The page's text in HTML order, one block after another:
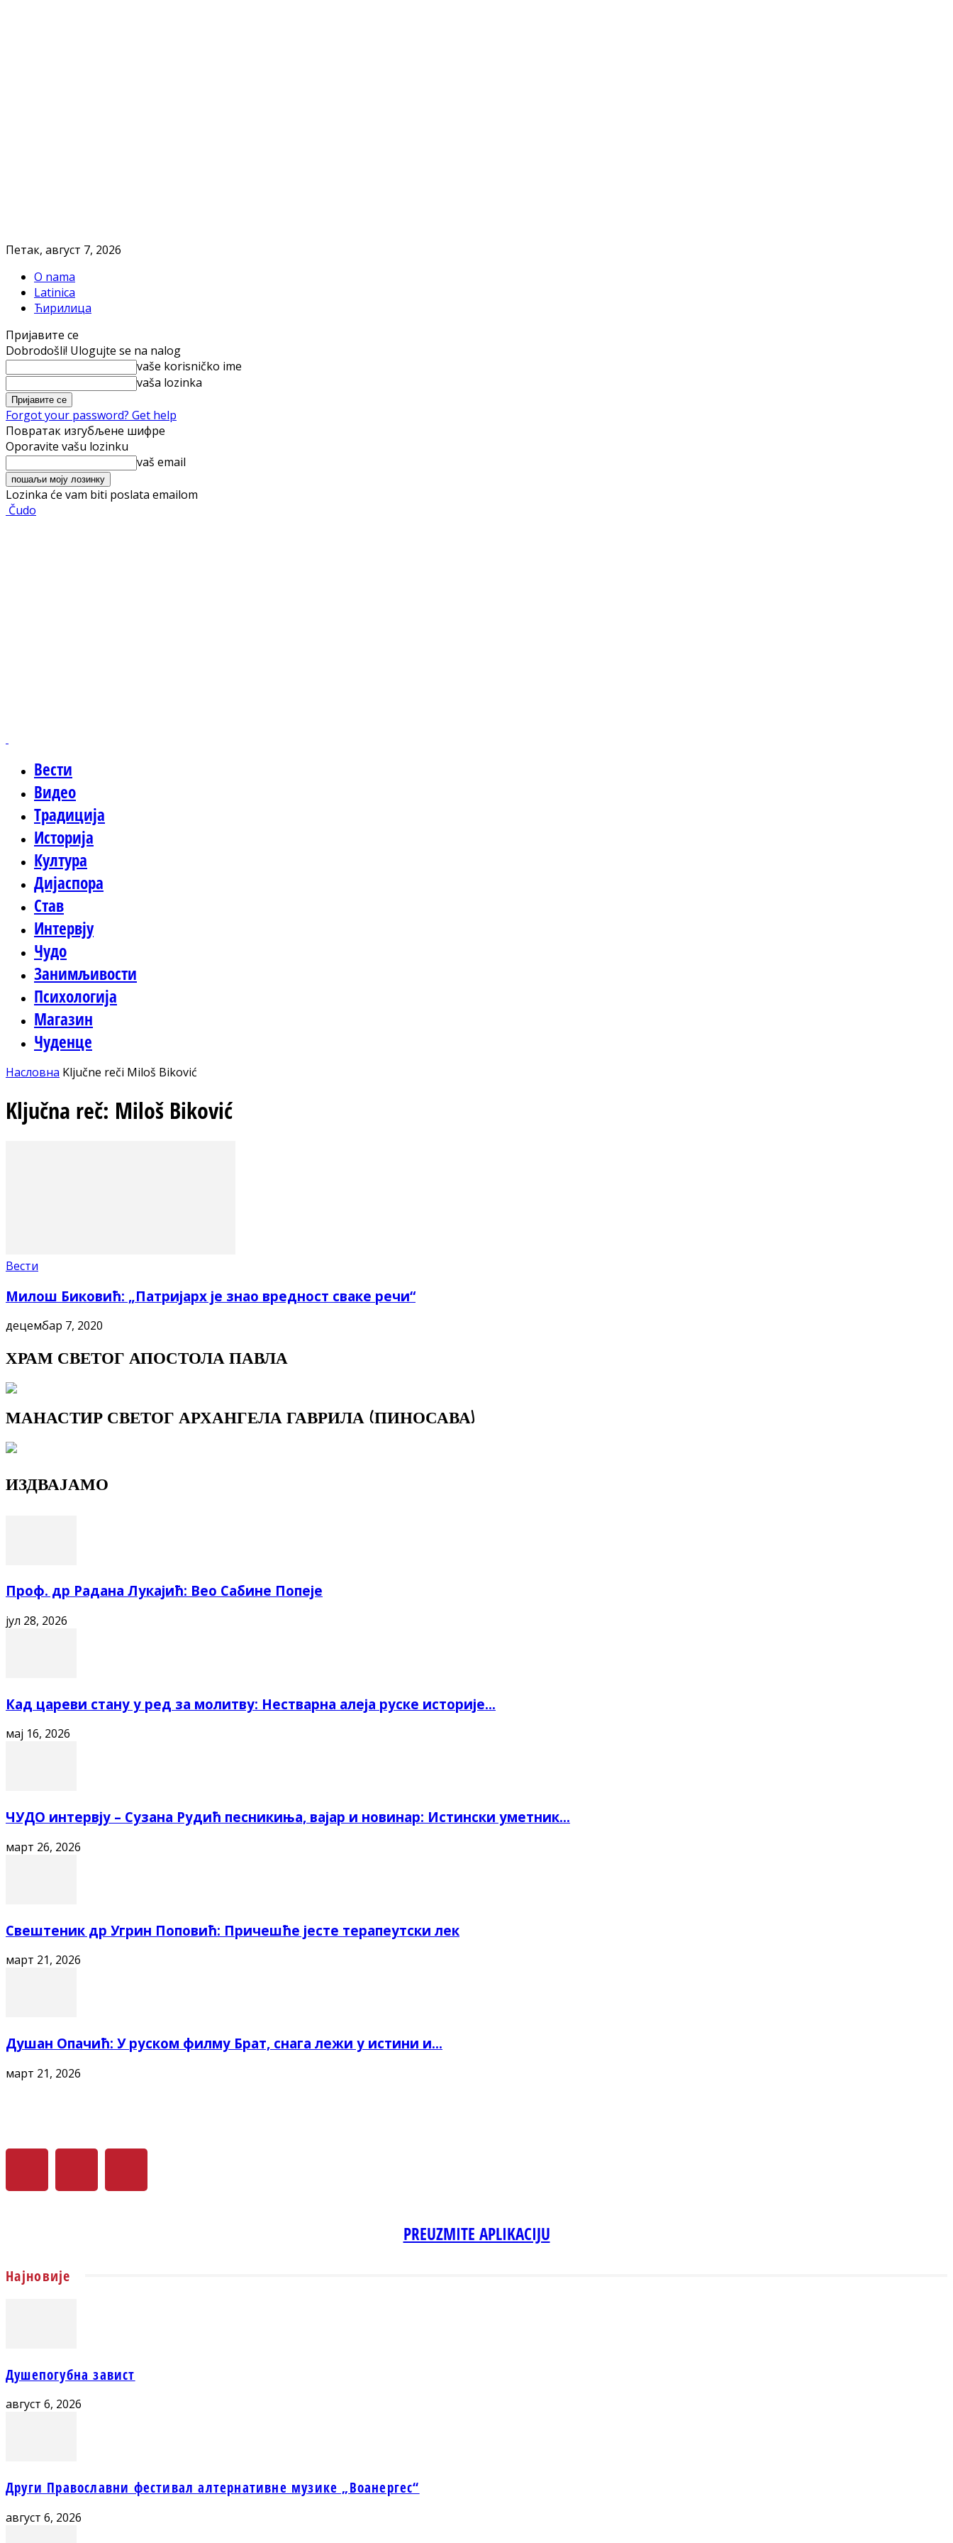
Петак, август 7, 2026
O nama
Latinica
Ћирилица
Пријавите се
Dobrodošli! Ulogujte se na nalog
vaše korisničko ime
vaša lozinka
Forgot your password? Get help
Повратак изгубљене шифре
Oporavite vašu lozinku
vaš email
Lozinka će vam biti poslata emailom
Čudo
Вести
Видео
Традиција
Историја
Култура
Дијаспора
Став
Интервју
Чудо
Занимљивости
Психологија
Магазин
Чуденце
Насловна Ključne reči Miloš Biković
Ključna reč: Miloš Biković
Вести
Милош Биковић: „Патријарх је знао вредност сваке речи“
децембар 7, 2020
ХРАМ СВЕТОГ АПОСТОЛА ПАВЛА
МАНАСТИР СВЕТОГ АРХАНГЕЛА ГАВРИЛА (ПИНОСАВА)
ИЗДВАЈАМО
Проф. др Радана Лукајић: Вео Сабине Попеје
јул 28, 2026
Кад цареви стану у ред за молитву: Нестварна алеја руске историје...
мај 16, 2026
ЧУДО интервју – Сузана Рудић песникиња, вајар и новинар: Истински уметник...
март 26, 2026
Свештеник др Угрин Поповић: Причешће јесте терапеутски лек
март 21, 2026
Душан Опачић: У руском филму Брат, снага лежи у истини и...
март 21, 2026
PREUZMITE APLIKACIJU
Најновије
Душепогубна завист
август 6, 2026
Други Православни фестивал алтернативне музике „Воанергес“
август 6, 2026